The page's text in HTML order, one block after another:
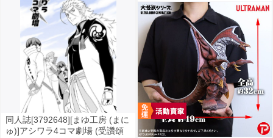
同人誌[3792648][まゆ工房 (まに
ゅ)]アシワラ4コマ劇場 (受讚頌